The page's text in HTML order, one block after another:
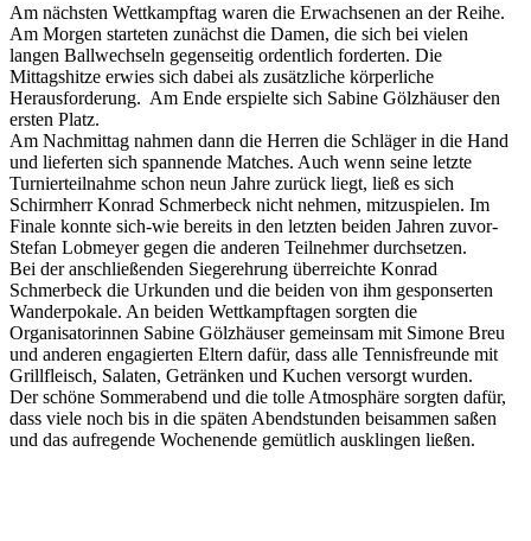
Am nächsten Wettkampftag waren die Erwachsenen an der Reihe.
Am Morgen starteten zunächst die Damen, die sich bei vielen
langen Ballwechseln gegenseitig ordentlich forderten. Die
Mittagshitze erwies sich dabei als zusätzliche körperliche
Herausforderung. Am Ende erspielte sich Sabine Gölzhäuser den
ersten Platz.
Am Nachmittag nahmen dann die Herren die Schläger in die Hand
und lieferten sich spannende Matches. Auch wenn seine letzte
Turnierteilnahme schon neun Jahre zurück liegt, ließ es sich
Schirmherr Konrad Schmerbeck nicht nehmen, mitzuspielen. Im
Finale konnte sich-wie bereits in den letzten beiden Jahren zuvor-
Stefan Lobmeyer gegen die anderen Teilnehmer durchsetzen.
Bei der anschließenden Siegerehrung überreichte Konrad
Schmerbeck die Urkunden und die beiden von ihm gesponserten
Wanderpokale. An beiden Wettkampftagen sorgten die
Organisatorinnen Sabine Gölzhäuser gemeinsam mit Simone Breu
und anderen engagierten Eltern dafür, dass alle Tennisfreunde mit
Grillfleisch, Salaten, Getränken und Kuchen versorgt wurden.
Der schöne Sommerabend und die tolle Atmosphäre sorgten dafür,
dass viele noch bis in die späten Abendstunden beisammen saßen
und das aufregende Wochenende gemütlich ausklingen ließen.